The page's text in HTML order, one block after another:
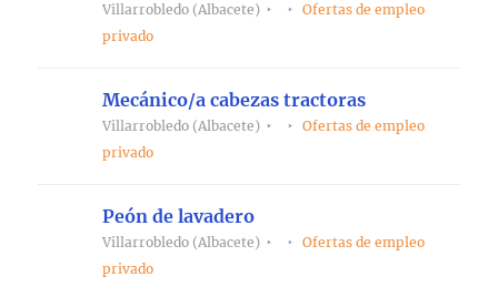
Villarrobledo (Albacete)
Ofertas de empleo
privado
Mecánico/a cabezas tractoras
Villarrobledo (Albacete)
Ofertas de empleo
privado
Peón de lavadero
Villarrobledo (Albacete)
Ofertas de empleo
privado